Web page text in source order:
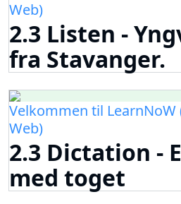
Web)
2.3 Listen -
fra Stavanger.
Velkommen til
Web)
2.3 Dictation -
med toget